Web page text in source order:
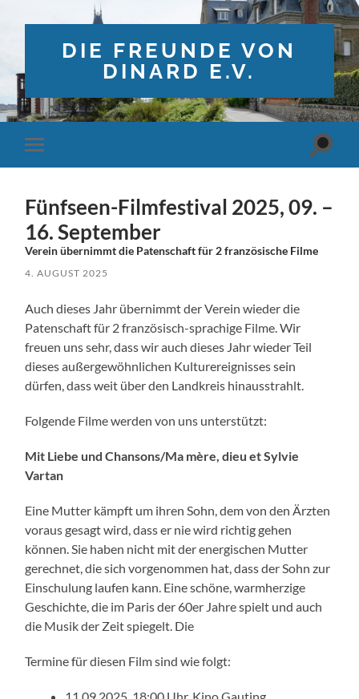
DIE FREUNDE VON
DINARD E.V.
Mobile-
Menü
Fünfseen-Filmfestival 2025, 09. –
16. September
Verein übernimmt die Patenschaft für 2 französische Filme
4. AUGUST 2025
Auch dieses Jahr übernimmt der Verein wieder die
Patenschaft für 2 französisch-sprachige Filme. Wir
freuen uns sehr, dass wir auch dieses Jahr wieder Teil
dieses außergewöhnlichen Kulturereignisses sein
dürfen, dass weit über den Landkreis hinausstrahlt.
Folgende Filme werden von uns unterstützt:
Mit Liebe und Chansons/Ma mère, dieu et Sylvie
Vartan
Eine Mutter kämpft um ihren Sohn, dem von den Ärzten
voraus gesagt wird, dass er nie wird richtig gehen
können. Sie haben nicht mit der energischen Mutter
gerechnet, die sich vorgenommen hat, dass der Sohn zur
Einschulung laufen kann. Eine schöne, warmherzige
Geschichte, die im Paris der 60er Jahre spielt und auch
die Musik der Zeit spiegelt. Die
Termine für diesen Film sind wie folgt:
11.09.2025, 18:00 Uhr, Kino Gauting